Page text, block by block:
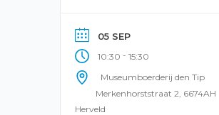
05 SEP
10:30 - 15:30
Museumboerderij den Tip
Merkenhorststraat 2, 6674AH
Herveld